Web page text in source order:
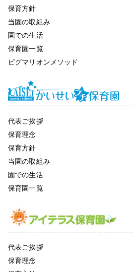
保育方針
当園の取組み
園での生活
保育園一覧
ピグマリオンメソッド
代表ご挨拶
保育理念
保育方針
当園の取組み
園での生活
保育園一覧
代表ご挨拶
保育理念